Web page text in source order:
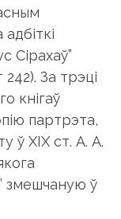
Сірахаў”
242). За трэці
кнігаў
партрэта,
ў XIX ст. А. А.
змешчаную ў